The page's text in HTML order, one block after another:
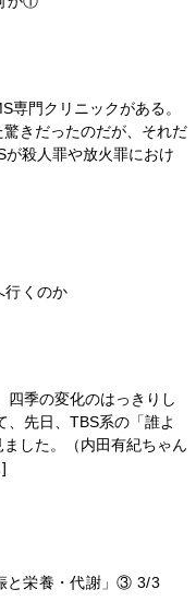
門クリニックがある。
きだったのだが、それだ
殺人罪や放火罪におけ
四季の変化のはっきりし
、先日、TBS系の「誰よ
した。（内田有紀ちゃん